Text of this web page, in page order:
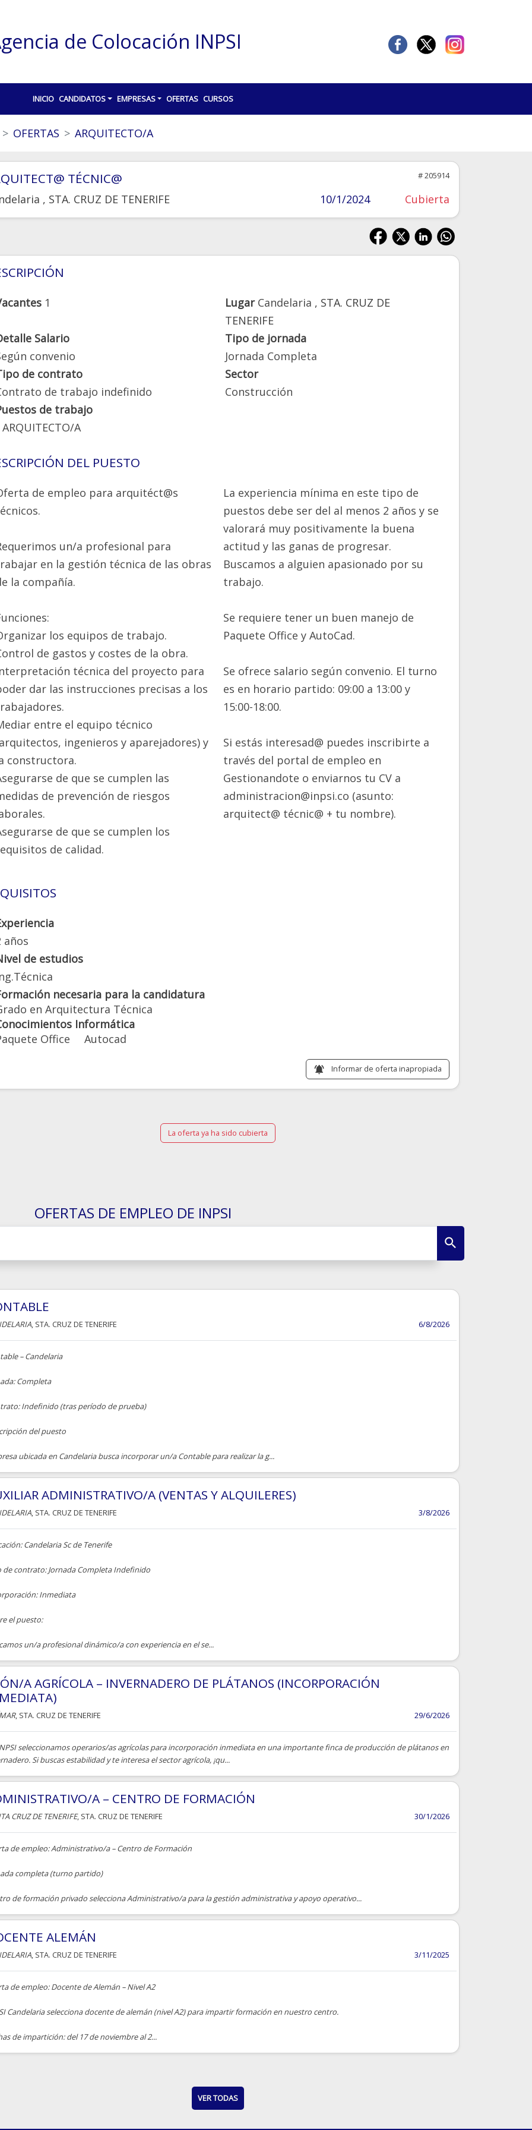
de Colocación INPSI
INICIO CANDIDATOS EMPRESAS OFERTAS CURSOS
OFERTAS ARQUITECTO/A
TÉCNIC@ # 205914
, STA. CRUZ DE TENERIFE 10/1/2024 Cubierta
1 Lugar Candelaria , STA. CRUZ DE
TENERIFE
Salario
convenio
Tipo de jornada
Jornada Completa
de contrato
de trabajo indefinido
Sector
Construcción
de trabajo
ARQUITECTO/A
DEL PUESTO
de empleo para arquitéct@s
un/a profesional para
en la gestión técnica de las obras
la compañía.
los equipos de trabajo.
de gastos y costes de la obra.
técnica del proyecto para
dar las instrucciones precisas a los
entre el equipo técnico
ingenieros y aparejadores) y
constructora.
de que se cumplen las
de prevención de riesgos
de que se cumplen los
de calidad.
La experiencia mínima en este tipo de
puestos debe ser del al menos 2 años y se
valorará muy positivamente la buena
actitud y las ganas de progresar.
Buscamos a alguien apasionado por su
trabajo.
Se requiere tener un buen manejo de
Paquete Office y AutoCad.
Se ofrece salario según convenio. El turno
es en horario partido: 09:00 a 13:00 y
15:00-18:00.
Si estás interesad@ puedes inscribirte a
través del portal de empleo en
Gestionandote o enviarnos tu CV a
administracion@inpsi.co (asunto:
arquitect@ técnic@ + tu nombre).
años
de estudios
necesaria para la candidatura
en Arquitectura Técnica
Informática
Office
Autocad
notifications_active Informar de oferta inapropiada
La oferta ya ha sido cubierta
OFERTAS DE EMPLEO DE INPSI
, STA. CRUZ DE TENERIFE 6/8/2026
– Candelaria
Completa
Indefinido (tras período de prueba)
del puesto
ubicada en Candelaria busca incorporar un/a Contable para realizar la g...
ADMINISTRATIVO/A (VENTAS Y ALQUILERES)
, STA. CRUZ DE TENERIFE 3/8/2026
Candelaria Sc de Tenerife
de contrato: Jornada Completa Indefinido
Inmediata
el puesto:
un/a profesional dinámico/a con experiencia en el se...
A AGRÍCOLA – INVERNADERO DE PLÁTANOS (INCORPORACIÓN
, STA. CRUZ DE TENERIFE 29/6/2026
seleccionamos operarios/as agrícolas para incorporación inmediata en una importante finca de producción de plátanos en
Si buscas estabilidad y te interesa el sector agrícola, ¡qu...
A – CENTRO DE FORMACIÓN
CRUZ DE TENERIFE, STA. CRUZ DE TENERIFE 30/1/2026
de empleo: Administrativo/a – Centro de Formación
completa (turno partido)
de formación privado selecciona Administrativo/a para la gestión administrativa y apoyo operativo...
ALEMÁN
, STA. CRUZ DE TENERIFE 3/11/2025
de empleo: Docente de Alemán – Nivel A2
Candelaria selecciona docente de alemán (nivel A2) para impartir formación en nuestro centro.
de impartición: del 17 de noviembre al 2...
VER TODAS